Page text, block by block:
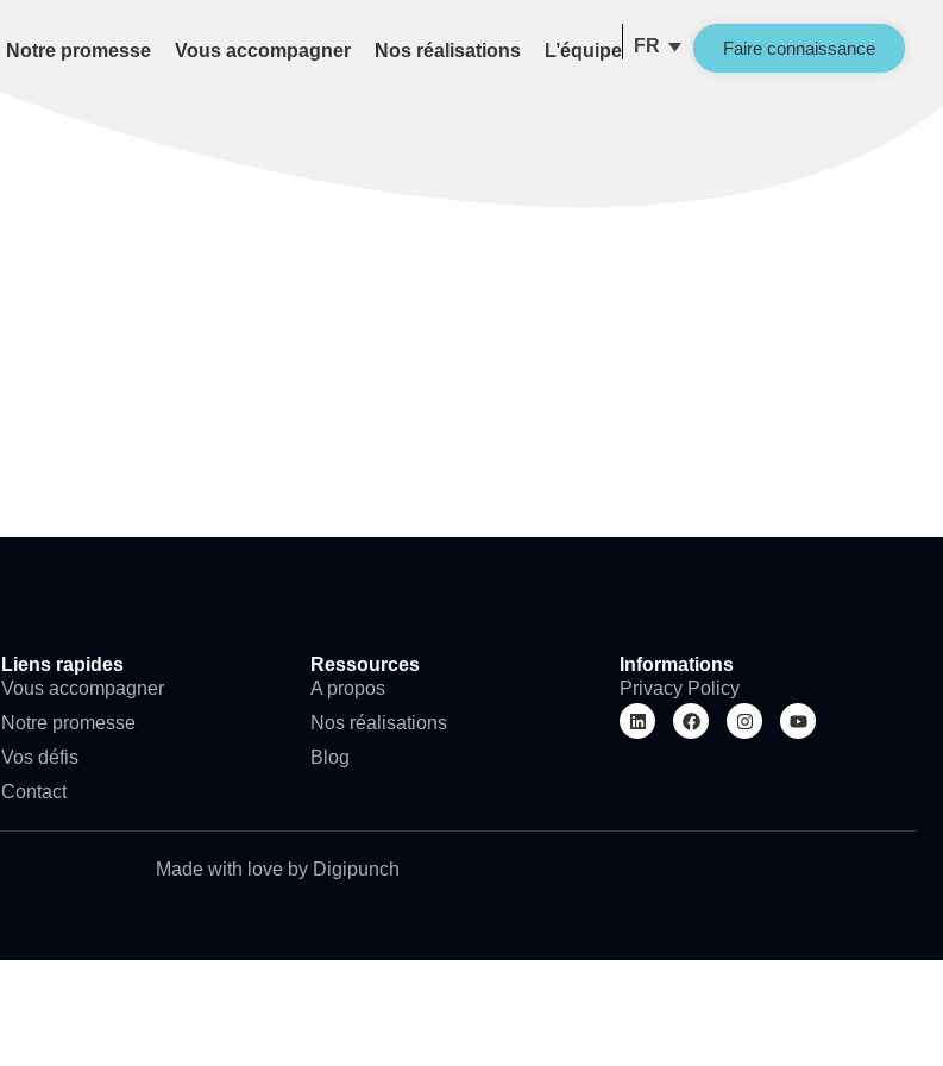
Faire connaissance
FR
Notre promesse Vous accompagner Nos réalisations L’équipe
Liens rapides
Vous accompagner
Notre promesse
Vos défis
Contact
Ressources
A propos
Nos réalisations
Blog
Informations
Privacy Policy
Made with love by Digipunch